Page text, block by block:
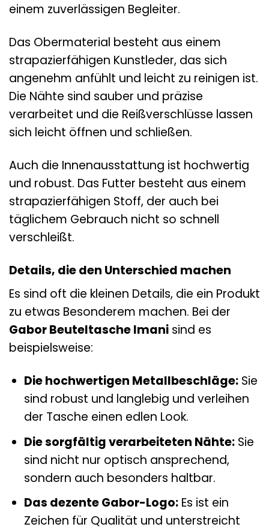
einem zuverlässigen Begleiter.
Das Obermaterial besteht aus einem
strapazierfähigen Kunstleder, das sich
angenehm anfühlt und leicht zu reinigen ist.
Die Nähte sind sauber und präzise
verarbeitet und die Reißverschlüsse lassen
sich leicht öffnen und schließen.
Auch die Innenausstattung ist hochwertig
und robust. Das Futter besteht aus einem
strapazierfähigen Stoff, der auch bei
täglichem Gebrauch nicht so schnell
verschleißt.
Details, die den Unterschied machen
Es sind oft die kleinen Details, die ein Produkt
zu etwas Besonderem machen. Bei der
Gabor Beuteltasche Imani sind es
beispielsweise:
Die hochwertigen Metallbeschläge:Sie
sind robust und langlebig und verleihen
der Tasche einen edlen Look.
Die sorgfältig verarbeiteten Nähte:Sie
sind nicht nur optisch ansprechend,
sondern auch besonders haltbar.
Das dezente Gabor-Logo:Es ist ein
Zeichen für Qualität und unterstreicht